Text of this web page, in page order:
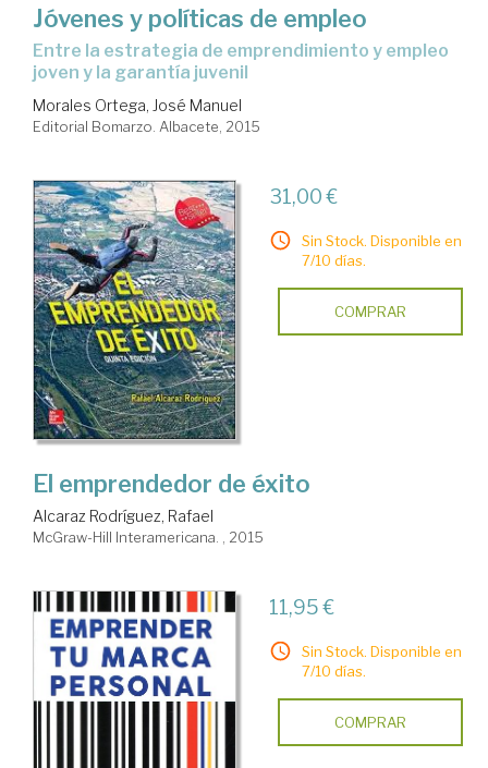
Jóvenes y políticas de empleo
entre la estrategia de emprendimiento y empleo
joven y la garantía juvenil
Morales Ortega, José Manuel
Editorial Bomarzo. Albacete, 2015
31,00 €
Sin Stock. Disponible en
7/10 días.
COMPRAR
El emprendedor de éxito
Alcaraz Rodríguez, Rafael
McGraw-Hill Interamericana. , 2015
11,95 €
Sin Stock. Disponible en
7/10 días.
COMPRAR